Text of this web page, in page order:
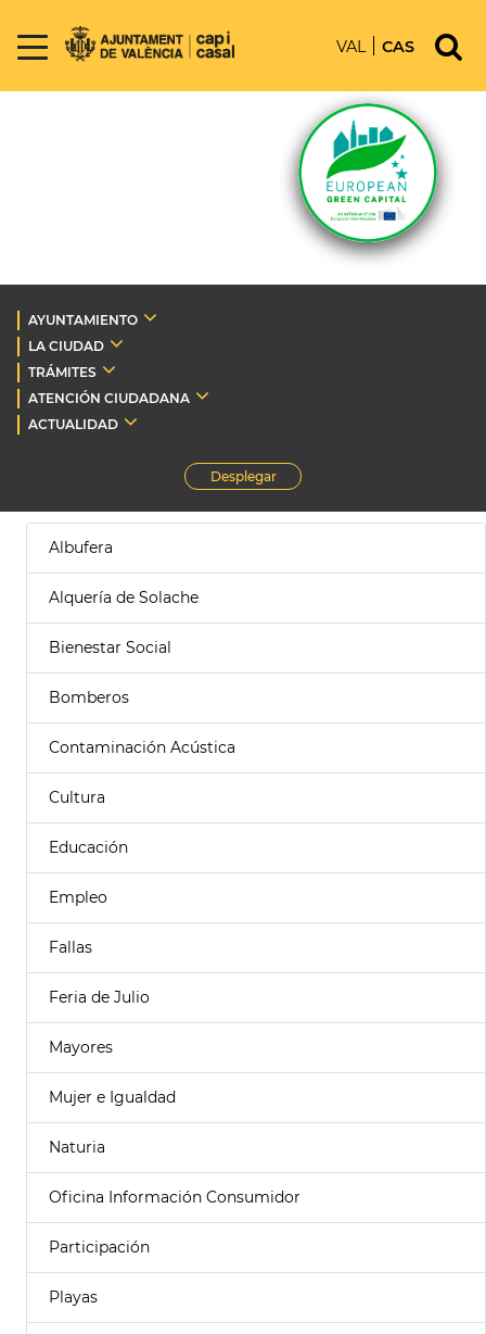
VAL CAS
AYUNTAMIENTO
LA CIUDAD
TRÁMITES
ATENCIÓN CIUDADANA
ACTUALIDAD
Desplegar
Albufera
Alquería de Solache
Bienestar Social
Bomberos
Contaminación Acústica
Cultura
Educación
Empleo
Fallas
Feria de Julio
Mayores
Mujer e Igualdad
Naturia
Oficina Información Consumidor
Participación
Playas